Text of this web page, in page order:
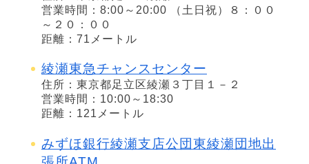
営業時間：8:00～20:00 （土日祝）８：００
～２０：００
距離：71メートル
綾瀬東急チャンスセンター
住所：東京都足立区綾瀬３丁目１－２
営業時間：10:00～18:30
距離：121メートル
みずほ銀行綾瀬支店公団東綾瀬団地出